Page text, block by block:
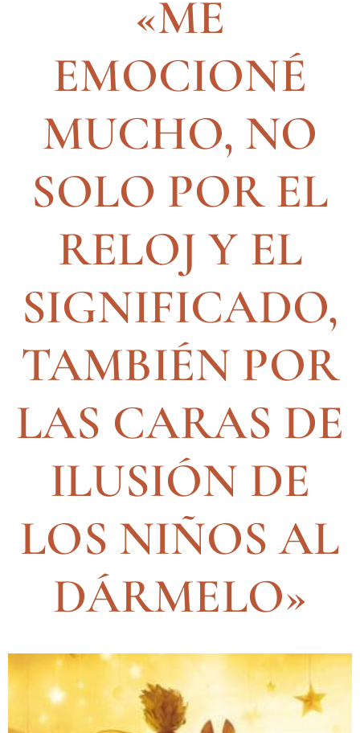
«ME
EMOCIONÉ
MUCHO, NO
SOLO POR EL
RELOJ Y EL
SIGNIFICADO,
TAMBIÉN POR
LAS CARAS DE
ILUSIÓN DE
LOS NIÑOS AL
DÁRMELO»